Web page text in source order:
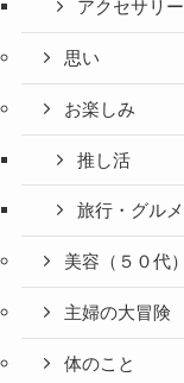
アクセサリー
思い
お楽しみ
推し活
旅行・グルメ
美容（５０代）
主婦の大冒険
体のこと